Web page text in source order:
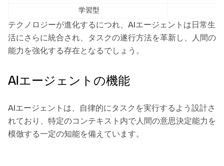
学習型
テクノロジーが進化するにつれ、AIエージェントは日常生
活にさらに統合され、タスクの遂行方法を革新し、人間の
能力を強化する存在となるでしょう。
AIエージェントの機能
AIエージェントは、自律的にタスクを実行するよう設計さ
れており、特定のコンテキスト内で人間の意思決定能力を
模倣する一定の知能を備えています。